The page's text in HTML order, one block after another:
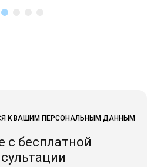
К ВАШИМ ПЕРСОНАЛЬНЫМ ДАННЫМ
с бесплатной